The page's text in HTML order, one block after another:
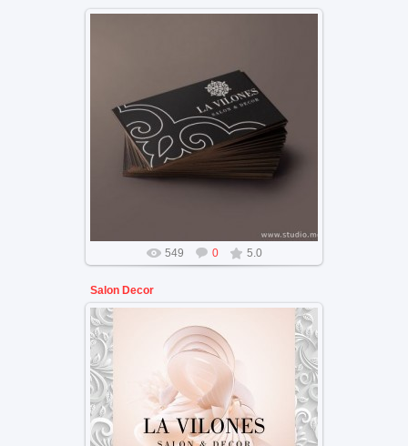
Дизайн бренда салона декора.
визитка
549 0 5.0
Salon Decor
Дизайн бренда салона декора
цветовое решение